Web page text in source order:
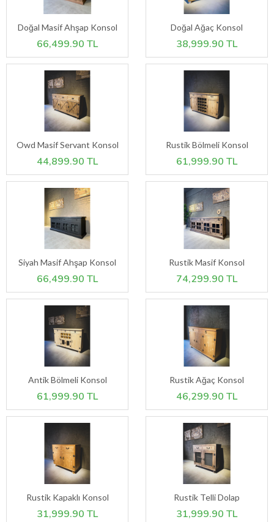
Doğal Masif Ahşap Konsol
66,499.90 TL
Doğal Ağaç Konsol
38,999.90 TL
Owd Masif Servant Konsol
44,899.90 TL
Rustik Bölmeli Konsol
61,999.90 TL
Siyah Masif Ahşap Konsol
66,499.90 TL
Rustik Masif Konsol
74,299.90 TL
Antik Bölmeli Konsol
61,999.90 TL
Rustik Ağaç Konsol
46,299.90 TL
Rustik Kapaklı Konsol
31,999.90 TL
Rustik Telli Dolap
31,999.90 TL